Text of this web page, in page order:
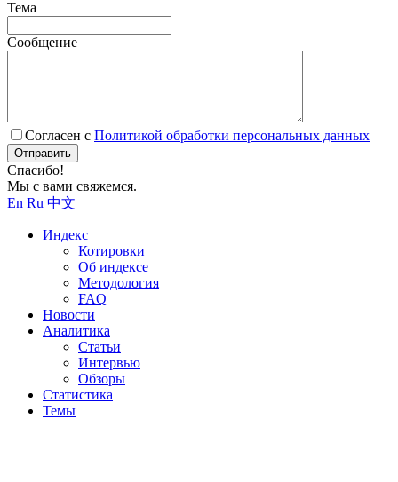
Тема
Сообщение
Согласен с Политикой обработки персональных данных
Отправить
Спасибо!
Мы с вами свяжемся.
En Ru 中文
Индекс
Котировки
Об индексе
Методология
FAQ
Новости
Аналитика
Статьи
Интервью
Обзоры
Статистика
Темы